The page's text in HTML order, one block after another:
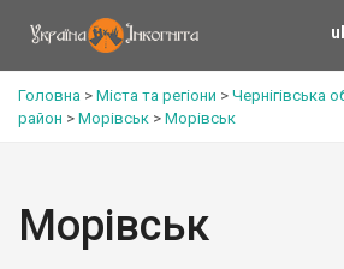
Головна > Міста та регіони > Чернігівська
район > Морівськ > Морівськ
Морівськ